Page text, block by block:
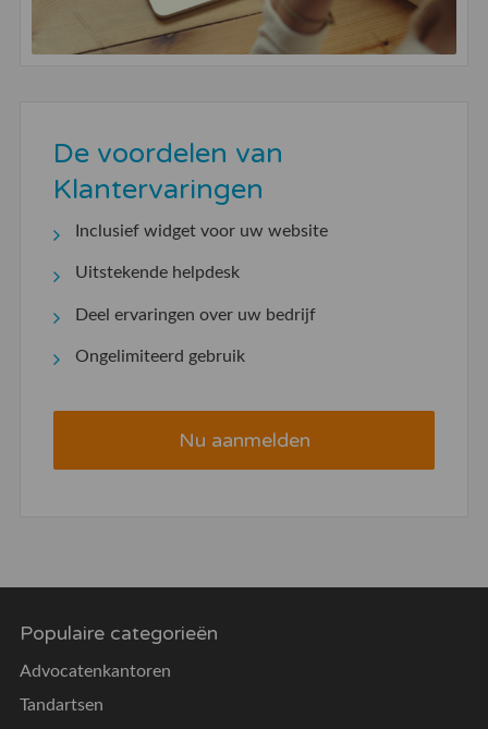
De voordelen van
Klantervaringen
Inclusief widget voor uw website
Uitstekende helpdesk
Deel ervaringen over uw bedrijf
Ongelimiteerd gebruik
Nu aanmelden
Populaire categorieën
Advocatenkantoren
Tandartsen